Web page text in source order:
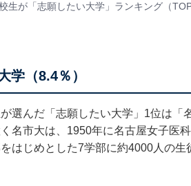
生が「志願したい大学」ランキング（
学（8.4％）
選んだ「志願したい大学」1位は「
名市大は、1950年に名古屋女子医
はじめとした7学部に約4000人の生